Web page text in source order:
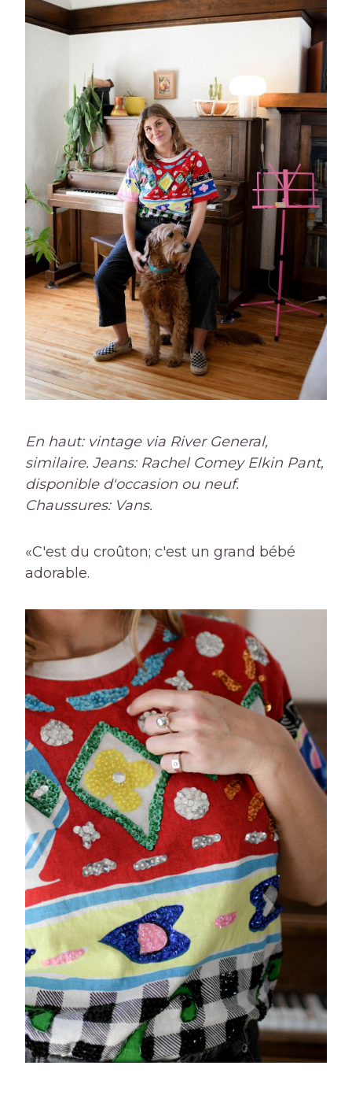
En haut: vintage via River General,
similaire. Jeans: Rachel Comey Elkin Pant,
disponible d'occasion ou neuf.
Chaussures: Vans.
«C'est du croûton; c'est un grand bébé
adorable.